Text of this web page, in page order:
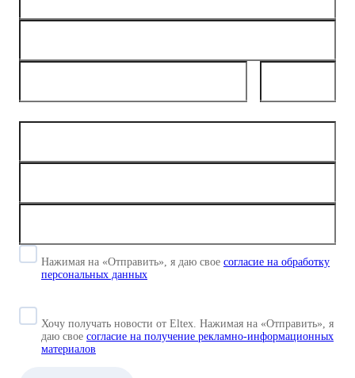
Нажимая на «Отправить», я даю свое согласие на обработку
персональных данных
Хочу получать новости от Eltex. Нажимая на «Отправить», я
даю свое согласие на получение рекламно-информационных
материалов